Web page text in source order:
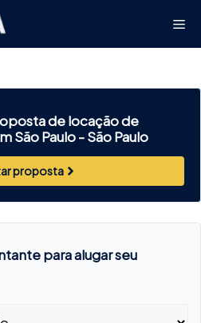
de locação de
São Paulo -São Paulo
proposta
para alugar seu